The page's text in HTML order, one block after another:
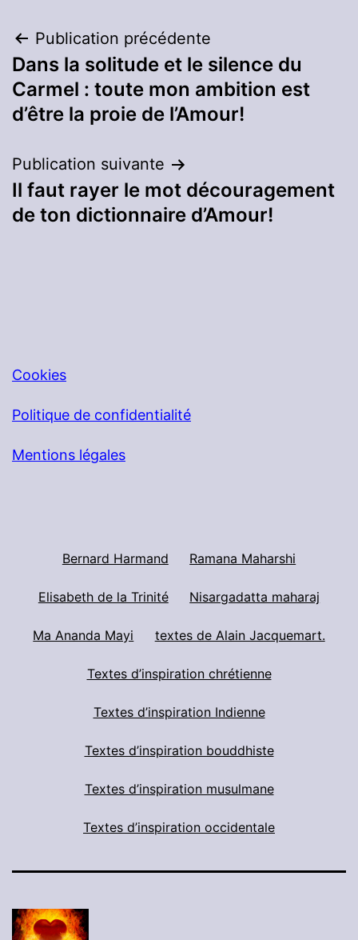
Navigation
de
l’article
Publication précédente
Dans la solitude et le silence du
Carmel : toute mon ambition est
d’être la proie de l’Amour!
Publication suivante
Il faut rayer le mot découragement
de ton dictionnaire d’Amour!
Cookies
Politique de confidentialité
Mentions légales
Bernard Harmand Ramana Maharshi
Elisabeth de la Trinité Nisargadatta maharaj
Ma Ananda Mayi textes de Alain Jacquemart.
Textes d’inspiration chrétienne
Textes d’inspiration Indienne
Textes d’inspiration bouddhiste
Textes d’inspiration musulmane
Textes d’inspiration occidentale